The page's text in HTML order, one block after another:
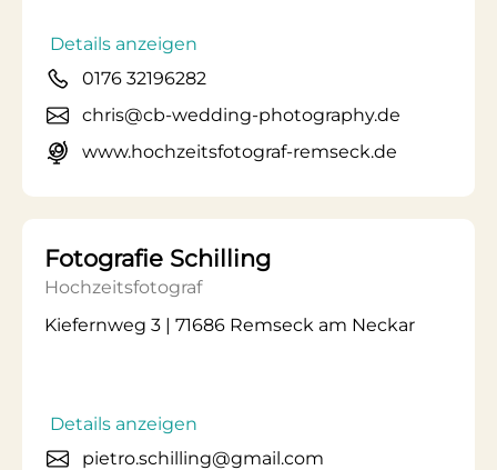
Details anzeigen
0176 32196282
chris@cb-wedding-photography.de
www.hochzeitsfotograf-remseck.de
Fotografie Schilling
Hochzeitsfotograf
Kiefernweg 3 | 71686 Remseck am Neckar
Details anzeigen
pietro.schilling@gmail.com